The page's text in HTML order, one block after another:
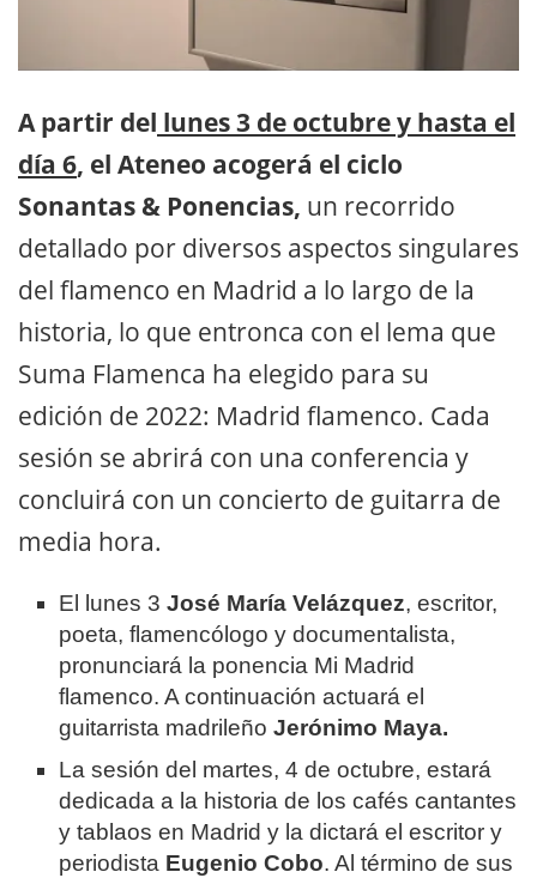
A partir del lunes 3 de octubre y hasta el
día 6, el Ateneo acogerá el ciclo
Sonantas & Ponencias, un recorrido
detallado por diversos aspectos singulares
del flamenco en Madrid a lo largo de la
historia, lo que entronca con el lema que
Suma Flamenca ha elegido para su
edición de 2022: Madrid flamenco. Cada
sesión se abrirá con una conferencia y
concluirá con un concierto de guitarra de
media hora.
El lunes 3José María Velázquez, escritor,
poeta, flamencólogo y documentalista,
pronunciará la ponencia Mi Madrid
flamenco. A continuación actuará el
guitarrista madrileñoJerónimo Maya.
La sesión del martes, 4 de octubre, estará
dedicada a la historia de los cafés cantantes
y tablaos en Madrid y la dictará el escritor y
periodista Eugenio Cobo. Al término de sus